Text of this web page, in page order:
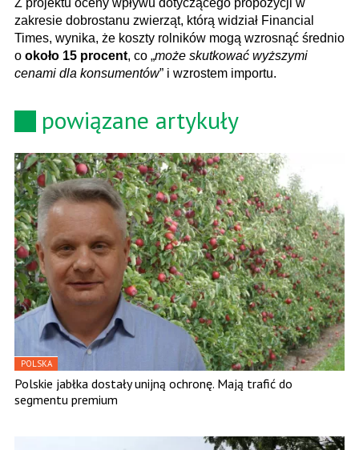
zakresie dobrostanu zwierząt, którą widział Financial
Times, wynika, że ​​koszty rolników mogą wzrosnąć średnio
o około 15 procent, co „może skutkować wyższymi
cenami dla konsumentów” i wzrostem importu.
powiązane artykuły
POLSKA
Polskie jabłka dostały unijną ochronę. Mają trafić do
segmentu premium